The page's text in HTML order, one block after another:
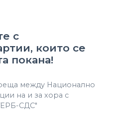
с
които се
покана!
между Национално
на и за хора с
СДС"